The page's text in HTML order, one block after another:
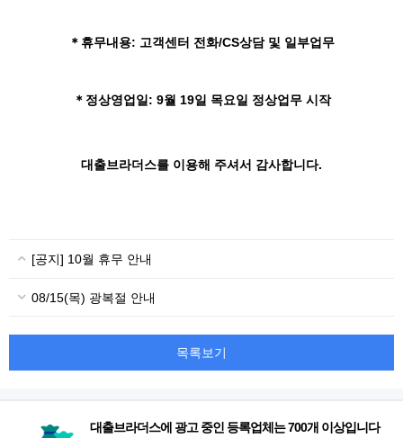
＊휴무내용: 고객센터 전화/CS상담 및 일부업무
＊정상영업일: 9월 19일 목요일 정상업무 시작
대출브라더스를 이용해 주셔서 감사합니다.
[공지] 10월 휴무 안내
08/15(목) 광복절 안내
목록보기
대출브라더스에 광고 중인 등록업체는 700개 이상입니다